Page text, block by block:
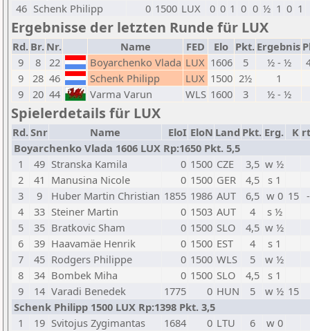
46 Schenk Philipp 0 1500 LUX 0 0 1 0 0 ½ 1 0 1
Ergebnisse der letzten Runde für LUX
Rd. Br. Nr. Name FED Elo Pkt. Ergebnis
9
8 22 Boyarchenko Vlada LUX 1606 5 ½ - ½
9
28 46 Schenk Philipp LUX 1500 2½
1
9
20 44 Varma Varun WLS 1600 3 ½ - ½
Spielerdetails für LUX
Rd.Snr Name EloI EloN Land Pkt. Erg. K
Boyarchenko Vlada 1606 LUX Rp:1650 Pkt. 5,5
1
49 Stranska Kamila 0 1500 CZE 3,5 w ½
2
41 Manusina Nicole 0 1500 GER 4,5
s 1
3
9 Huber Martin Christian 1855 1986 AUT 6,5 w 0 15
4
33 Steiner Martin 0 1503 AUT 4
s ½
5
35 Bratkovic Sham 0 1500 SLO 4,5 w ½
6
39 Haavamäe Henrik 0 1500 EST 4
s 1
7
45 Rodgers Philippe 0 1500 WLS 5
w ½
8
34 Bombek Miha 0 1500 SLO 4,5
s 1
9
14 Varadi Benedek 1775 0 HUN 5 w ½ 15
Schenk Philipp 1500 LUX Rp:1398 Pkt. 3,5
1
19 Svitojus Zygimantas 1684 0 LTU 6
w 0